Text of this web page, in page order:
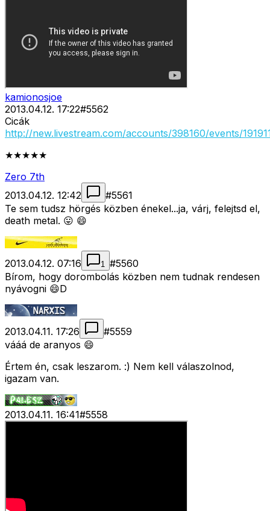
kamionosjoe
2013.04.12. 17:22#5562
Cicák
http://new.livestream.com/accounts/398160/events/
★★★★★
Zero 7th
2013.04.12. 12:42
#5561
Te sem tudsz hörgés közben énekel...ja, várj, felejtsd el,
death metal. 😛 😄
2013.04.12. 07:16 1 #5560
Bírom, hogy dorombolás közben nem tudnak rendesen
nyávogni 😄D
2013.04.11. 17:26 #5559
vááá de aranyos 😄
Értem én, csak leszarom. :) Nem kell válaszolnod,
igazam van.
2013.04.11. 16:41#5558